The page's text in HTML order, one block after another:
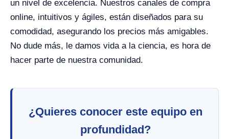
un nivel de excelencia. Nuestros canales de compra
online, intuitivos y ágiles, están diseñados para su
comodidad, asegurando los precios más amigables.
No dude más, le damos vida a la ciencia, es hora de
hacer parte de nuestra comunidad.
¿Quieres conocer este equipo en
profundidad?